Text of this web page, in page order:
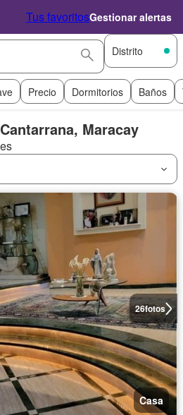
Tus favoritosGestionar alertas
Distrito
Precio Dormitorios Baños
Maracay
26fotos
Casa